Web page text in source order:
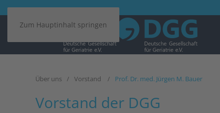
Zum Hauptinhalt springen
Über uns Vorstand Prof. Dr. med. Jürgen M. Bauer
Vorstand der DGG